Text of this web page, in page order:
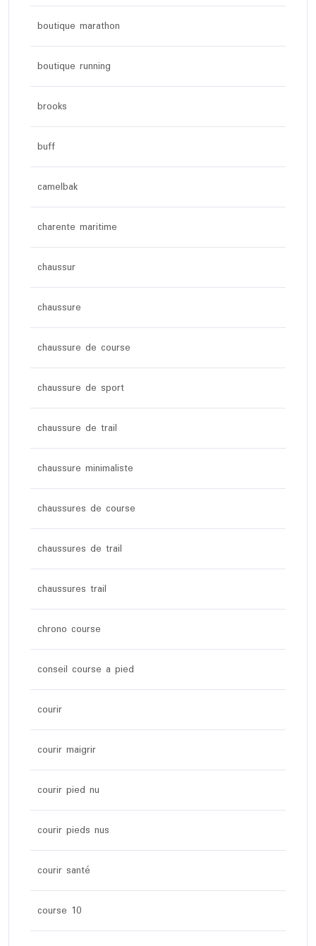
boutique marathon
boutique running
brooks
buff
camelbak
charente maritime
chaussur
chaussure
chaussure de course
chaussure de sport
chaussure de trail
chaussure minimaliste
chaussures de course
chaussures de trail
chaussures trail
chrono course
conseil course a pied
courir
courir maigrir
courir pied nu
courir pieds nus
courir santé
course 10